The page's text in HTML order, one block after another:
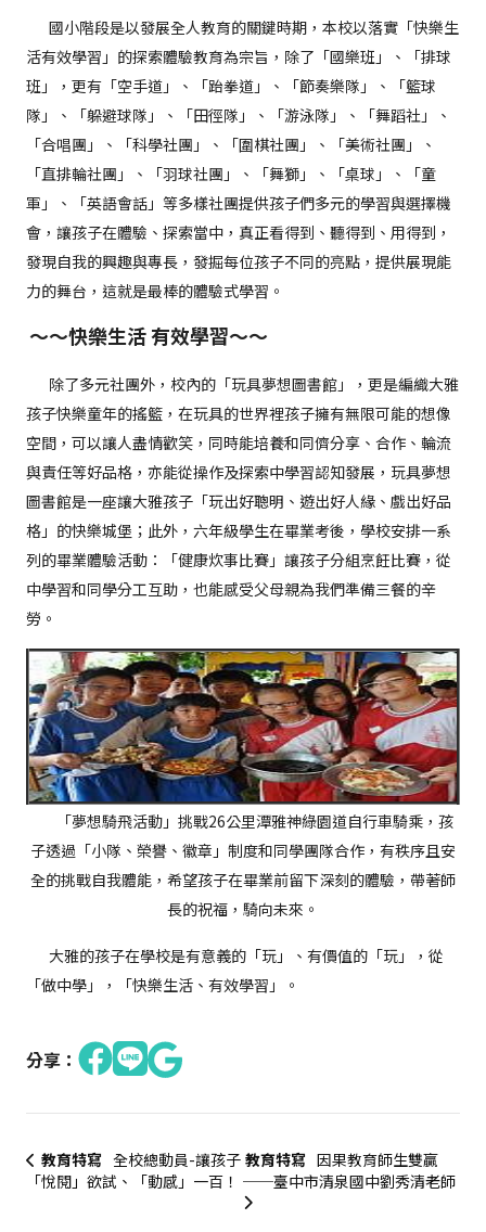
國小階段是以發展全人教育的關鍵時期，本校以落實「快樂生
活有效學習」的探索體驗教育為宗旨，除了「國樂班」、「排球
班」，更有「空手道」、「跆拳道」、「節奏樂隊」、「籃球
隊」、「躲避球隊」、「田徑隊」、「游泳隊」、「舞蹈社」、
「合唱團」、「科學社團」、「圍棋社團」、「美術社團」、
「直排輪社團」、「羽球社團」、「舞獅」、「桌球」、「童
軍」、「英語會話」等多樣社團提供孩子們多元的學習與選擇機
會，讓孩子在體驗、探索當中，真正看得到、聽得到、用得到，
發現自我的興趣與專長，發掘每位孩子不同的亮點，提供展現能
力的舞台，這就是最棒的體驗式學習。
～～快樂生活有效學習～～
除了多元社團外，校內的「玩具夢想圖書館」，更是編織大雅
孩子快樂童年的搖籃，在玩具的世界裡孩子擁有無限可能的想像
空間，可以讓人盡情歡笑，同時能培養和同儕分享、合作、輪流
與責任等好品格，亦能從操作及探索中學習認知發展，玩具夢想
圖書館是一座讓大雅孩子「玩出好聰明、遊出好人緣、戲出好品
格」的快樂城堡；此外，六年級學生在畢業考後，學校安排一系
列的畢業體驗活動：「健康炊事比賽」讓孩子分組烹飪比賽，從
中學習和同學分工互助，也能感受父母親為我們準備三餐的辛
勞。
「夢想騎飛活動」挑戰26公里潭雅神綠園道自行車騎乘，孩
子透過「小隊、榮譽、徽章」制度和同學團隊合作，有秩序且安
全的挑戰自我體能，希望孩子在畢業前留下深刻的體驗，帶著師
長的祝福，騎向未來。
大雅的孩子在學校是有意義的「玩」、有價值的「玩」，從
「做中學」，「快樂生活、有效學習」。
分享：
教育特寫 全校總動員-讓孩子
「悅閱」欲試、「動感」一百！
教育特寫 因果教育師生雙贏
──臺中市清泉國中劉秀清老師